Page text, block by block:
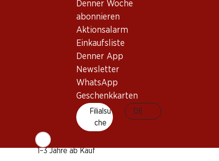
Denner Woche
abonnieren
Aktionsalarm
Einkaufsliste
Denner App
Newsletter
WhatsApp
Geschenkkarten
Filialsu
che
DE
Wissenswertes
Chardonnay
Pinot Meunier
Schaumwein
Trinkreife
1–3 Jahre ab Kauf